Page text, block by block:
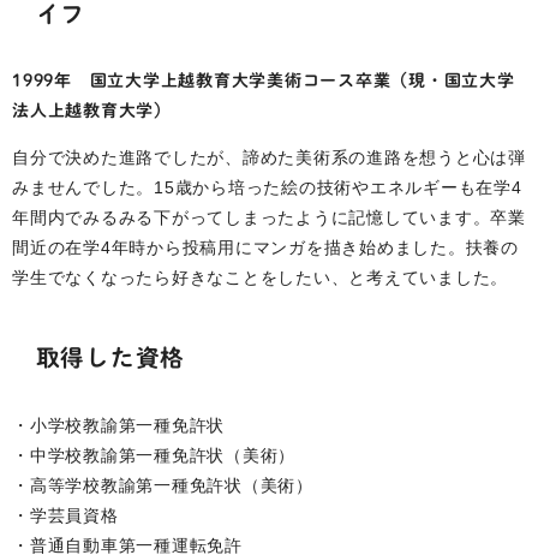
イフ
1999年 国立大学上越教育大学美術コース卒業（現・国立大学
法人上越教育大学）
自分で決めた進路でしたが、諦めた美術系の進路を想うと心は弾
みませんでした。15歳から培った絵の技術やエネルギーも在学4
年間内でみるみる下がってしまったように記憶しています。卒業
間近の在学4年時から投稿用にマンガを描き始めました。扶養の
学生でなくなったら好きなことをしたい、と考えていました。
取得した資格
・小学校教諭第一種免許状
・中学校教諭第一種免許状（美術）
・高等学校教諭第一種免許状（美術）
・学芸員資格
・普通自動車第一種運転免許